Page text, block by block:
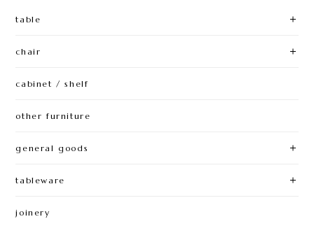
table
chair
cabinet / shelf
other furniture
general goods
tableware
joinery